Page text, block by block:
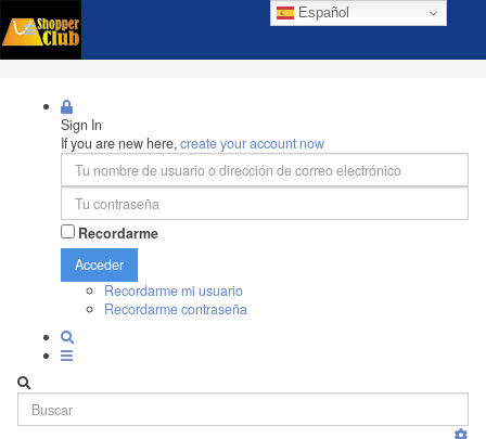
Español
Sign In
If you are new here,create your account now
Recordarme
Acceder
Recordarme mi usuario
Recordarme contraseña